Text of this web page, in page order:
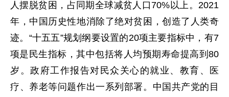
人摆脱贫困，占同期全球减贫人口70%以上。2021
年，中国历史性地消除了绝对贫困，创造了人类奇
迹。“十五五”规划纲要设置的20项主要指标中，有7
项是民生指标，其中包括将人均预期寿命提高到80
岁。政府工作报告对民众关心的就业、教育、医
疗、养老等问题作出一系列部署。中国共产党的目